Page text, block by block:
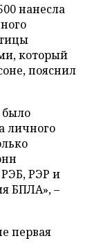
нанесла
который
пояснил
было
личного
РЭБ, РЭР и
БПЛА», –
первая